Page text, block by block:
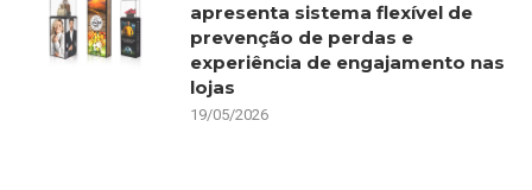
apresenta sistema flexível de
prevenção de perdas e
experiência de engajamento nas
lojas
19/05/2026